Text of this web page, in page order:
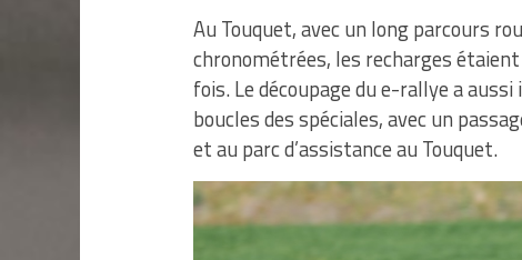
Au Touquet, avec un long parcours
chronométrées, les recharges
fois. Le découpage du e-rallye a
boucles des spéciales, avec un
et au parc d’assistance au Touquet.